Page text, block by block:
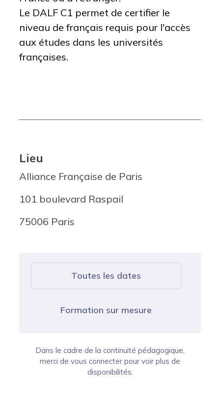
Le DALF C1 permet de certifier le
niveau de français requis pour l'accès
aux études dans les universités
françaises.
Lieu
Alliance Française de Paris
101 boulevard Raspail
75006 Paris
Toutes les dates
Formation sur mesure
Dans le cadre de la continuité pédagogique,
merci de vous connecter pour voir plus de
disponibilités.